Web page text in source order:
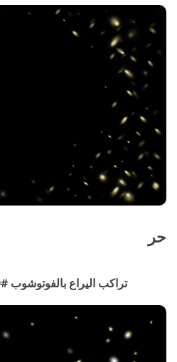
حر
تراكب اليراع بالفوتوشوب #20 "Fleeting Memories"